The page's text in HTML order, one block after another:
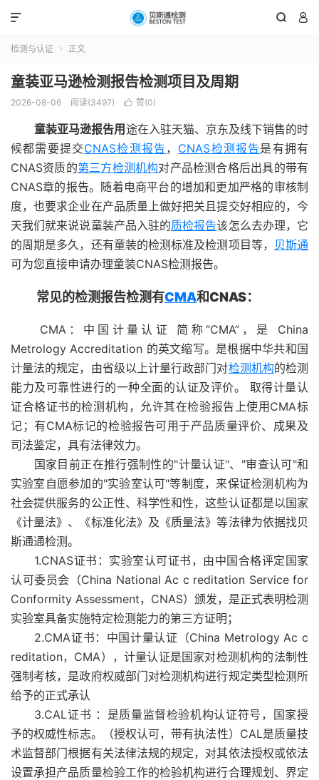
 

检测与认证  正文
童装亚马逊检测报告检测项目及周期
2026-08-06 阅读(3497)  赞(0)
童装亚马逊报告用 途在入驻天猫、京东及线下销售的时
候都需要提交CNAS检测报告 ， CNAS检测报告是有拥有
CNAS资质的第三方检测机构对产品检测合格后出具的带有
CNAS章的报告。随着电商平台的增加和更加严格的审核制
度，也要求企业在产品质量上做好把关且提交好相应的，今
天我们就来说说童装产品入驻的质检报告该怎么去办理，它
的周期是多久，还有童装的检测标准及检测项目等， 贝斯通
可为您直接申请办理童装CNAS检测报告。
常见的检测报告检测有CMA和CNAS：
CMA：中国计量认证 简称“CMA”，是 China
Metrology Accreditation 的英文缩写。是根据中华共和国
计量法的规定，由省级以上计量行政部门对检测机构的检测
能力及可靠性进行的一种全面的认证及评价。 取得计量认
证合格证书的检测机构，允许其在检验报告上使用CMA标
记；有CMA标记的检验报告可用于产品质量评价、成果及
司法鉴定，具有法律效力。
国家目前正在推行强制性的"计量认证"、"审查认可"和
实验室自愿参加的"实验室认可"等制度，来保证检测机构为
社会提供服务的公正性、科学性和性，这些认证都是以国家
《计量法》、《标准化法》及《质量法》等法律为依据找贝
斯通通检测。
1.CNAS证书：实验室认可证书，由中国合格评定国家
认可委员会（China National Ac c reditation Service for
Conformity Assessment，CNAS）颁发，是正式表明检测
实验室具备实施特定检测能力的第三方证明；
2.CMA证书：中国计量认证（China Metrology Ac c
reditation，CMA），计量认证是国家对检测机构的法制性
强制考核，是政府权威部门对检测机构进行规定类型检测所
给予的正式承认
3.CAL证书 ：是质量监督检验机构认证符号，国家授
予的权威性标志。（授权认可，带有执法性）CAL是质量技
术监督部门根据有关法律法规的规定，对其依法授权或依法
设置承担产品质量检验工作的检验机构进行合理规划、界定